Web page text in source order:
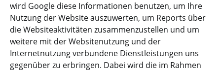
wird Google diese Informationen benutzen, um Ihre
Nutzung der Website auszuwerten, um Reports über
die Websiteaktivitäten zusammenzustellen und um
weitere mit der Websitenutzung und der
Internetnutzung verbundene Dienstleistungen uns
gegenüber zu erbringen. Dabei wird die im Rahmen